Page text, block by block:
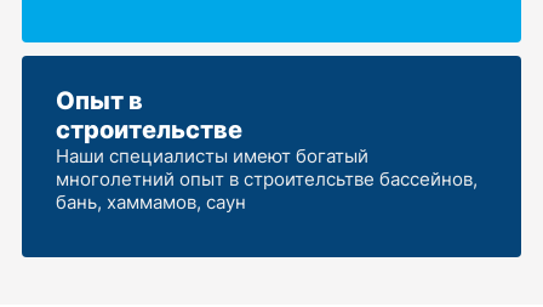
Опыт в
строительстве
Наши специалисты имеют богатый
многолетний опыт в строителсьтве бассейнов,
бань, хаммамов, саун